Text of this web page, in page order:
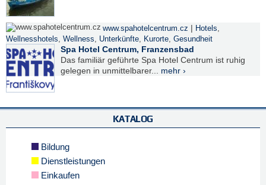
www.spahotelcentrum.cz | Hotels,
Wellnesshotels, Wellness, Unterkünfte, Kurorte, Gesundheit
Spa Hotel Centrum, Franzensbad
Das familiär geführte Spa Hotel Centrum ist ruhig
gelegen in unmittelbarer... mehr ›
KATALOG
Bildung
Dienstleistungen
Einkaufen